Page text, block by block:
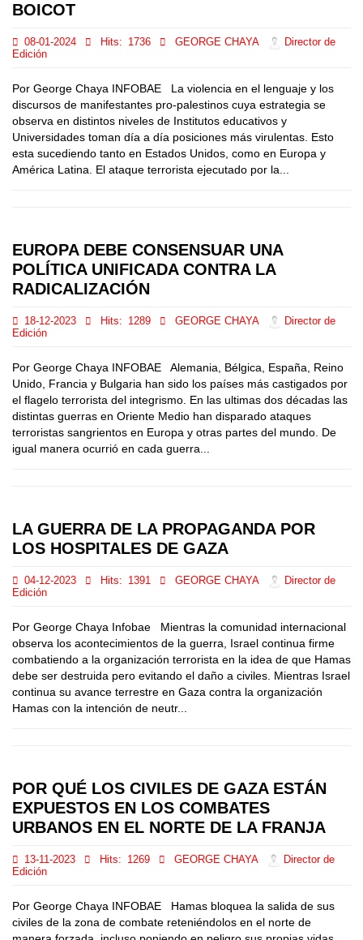
BOICOT
08-01-2024 Hits: 1736 GEORGE CHAYA
Director de
Edición
Por George Chaya INFOBAE La violencia en el lenguaje y los
discursos de manifestantes pro-palestinos cuya estrategia se
observa en distintos niveles de Institutos educativos y
Universidades toman día a día posiciones más virulentas. Esto
esta sucediendo tanto en Estados Unidos, como en Europa y
América Latina. El ataque terrorista ejecutado por la...
EUROPA DEBE CONSENSUAR UNA
POLÍTICA UNIFICADA CONTRA LA
RADICALIZACIÓN
18-12-2023 Hits: 1289 GEORGE CHAYA
Director de
Edición
Por George Chaya INFOBAE Alemania, Bélgica, España, Reino
Unido, Francia y Bulgaria han sido los países más castigados por
el flagelo terrorista del integrismo. En las ultimas dos décadas las
distintas guerras en Oriente Medio han disparado ataques
terroristas sangrientos en Europa y otras partes del mundo. De
igual manera ocurrió en cada guerra...
LA GUERRA DE LA PROPAGANDA POR
LOS HOSPITALES DE GAZA
04-12-2023 Hits: 1391 GEORGE CHAYA
Director de
Edición
Por George Chaya Infobae Mientras la comunidad internacional
observa los acontecimientos de la guerra, Israel continua firme
combatiendo a la organización terrorista en la idea de que Hamas
debe ser destruida pero evitando el daño a civiles. Mientras Israel
continua su avance terrestre en Gaza contra la organización
Hamas con la intención de neutr...
POR QUÉ LOS CIVILES DE GAZA ESTÁN
EXPUESTOS EN LOS COMBATES
URBANOS EN EL NORTE DE LA FRANJA
13-11-2023 Hits: 1269 GEORGE CHAYA
Director de
Edición
Por George Chaya INFOBAE Hamas bloquea la salida de sus
civiles de la zona de combate reteniéndolos en el norte de